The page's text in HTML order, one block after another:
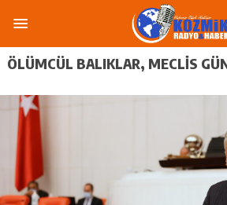
ÖLÜMCÜL BALIKLAR, MECLIS